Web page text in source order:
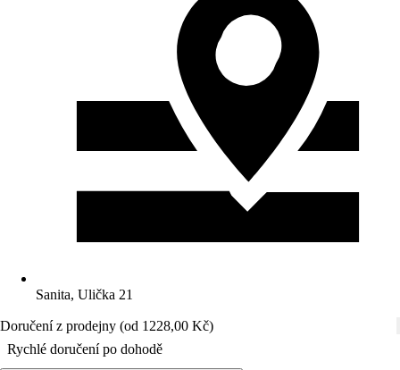
Sanita, Ulička 21
Doručení z prodejny (od 1228,00 Kč)
Rychlé doručení po dohodě